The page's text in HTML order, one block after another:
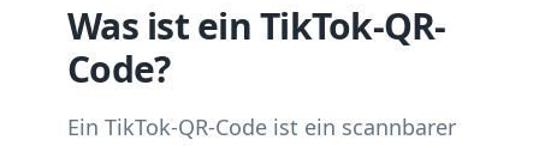
Was ist ein TikTok-QR-
Code?
Ein TikTok-QR-Code ist ein scannbarer